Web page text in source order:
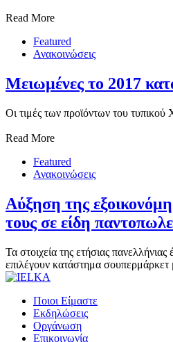
Read More
Featured
Ανακοινώσεις
Μειωμένες το 2017
Οι τιμές των προϊόντων του τυπικού
Read More
Featured
Ανακοινώσεις
Αύξηση της
τους σε είδη
Τα στοιχεία της ετήσιας
επιλέγουν κατάστημα
Ποιοι Είμαστε
Εκδηλώσεις
Οργάνωση
Επικοινωνία